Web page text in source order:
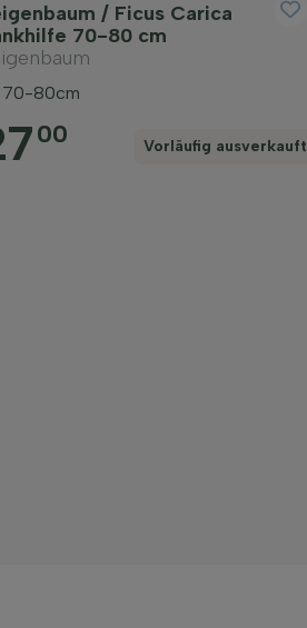
/ Ficus Carica
70-80 cm
70-80cm
00 Vorläufig ausverkauft